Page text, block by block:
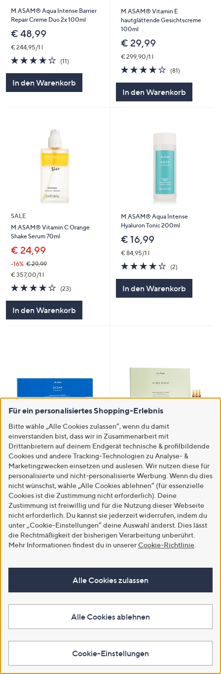
M.ASAM® Aqua Intense Barrier
Repair Creme Duo 2x 100ml
€ 48,99
€ 244,95/1 l
4.1
von
(11)
In den Warenkorb
M.ASAM® Vitamin E
hautglättende Gesichtscreme
100ml
€ 29,99
€ 299,90/1 l
4.1
von
(81)
In den Warenkorb
SALE
M.ASAM® Vitamin C Orange
Shake Serum 70ml
€ 24,99
-16% € 29,99
€ 357,00/1 l
4.0
von
(23)
In den Warenkorb
M.ASAM® Aqua Intense
Hyaluron Tonic 200ml
€ 16,99
€ 84,95/1 l
4.0
von
(2)
In den Warenkorb
M.ASAM® Ocean Minerals
Revitalizing Copper Beauty
Ampullen 14x 2ml
€ 29,99
€ 1.071,07/1 l
4.0
von
5
(6)6
Bewertungen
In den Warenkorb
AKTION
M.ASAM® Vino Gold® Anti-
Aging Beauty Treatment 28x 2ml
€ 27,99
€ 499,82/1 l
Gültig bis 16.08.2026
Danach: € 36,99
4.0
von
5
(5)5
Bewertungen
In den Warenkorb
Für ein personalisiertes Shopping-Erlebnis
Bitte wähle „Alle Cookies zulassen“, wenn du damit
einverstanden bist, dass wir in Zusammenarbeit mit
Drittanbietern auf deinem Endgerät technische & profilbildende
Cookies und andere Tracking-Technologien zu Analyse- &
Marketingzwecken einsetzen und auslesen. Wir nutzen diese für
personalisierte und nicht-personalisierte Werbung. Wenn du dies
nicht wünschst, wähle „Alle Cookies ablehnen“ (für essenzielle
Cookies ist die Zustimmung nicht erforderlich). Deine
Zustimmung ist freiwillig und für die Nutzung dieser Webseite
nicht erforderlich. Du kannst sie jederzeit widerrufen, indem du
unter „Cookie-Einstellungen“ deine Auswahl änderst. Dies lässt
die Rechtmäßigkeit der bisherigen Verarbeitung unberührt.
Mehr Informationen findest du in unserer Cookie-Richtlinie
Alle Cookies zulassen
Alle Cookies ablehnen
Cookie-Einstellungen